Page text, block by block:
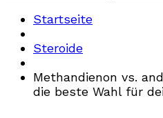
Startseite
Steroide
Methandienon vs.
die beste Wahl für